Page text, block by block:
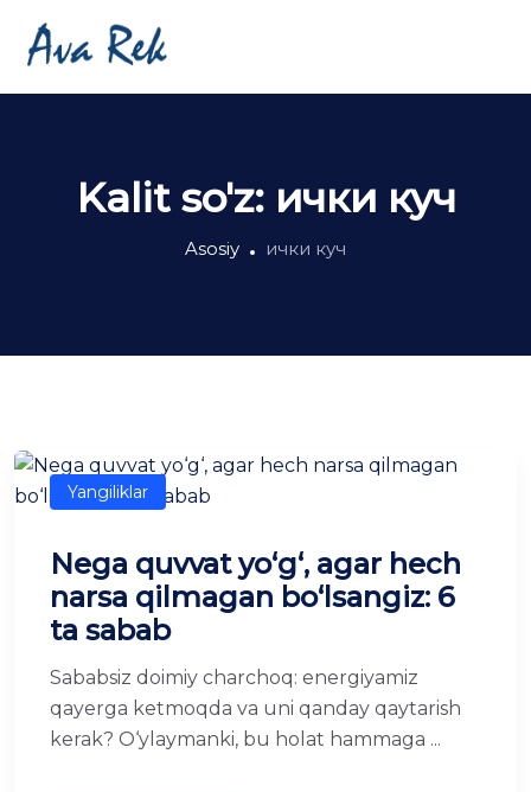
Kalit so'z: ички куч
Asosiy ички куч
Yangiliklar
Nega quvvat yo‘g‘, agar hech
narsa qilmagan bo‘lsangiz: 6
ta sabab
Sababsiz doimiy charchoq: energiyamiz
qayerga ketmoqda va uni qanday qaytarish
kerak? O‘ylaymanki, bu holat hammaga ...